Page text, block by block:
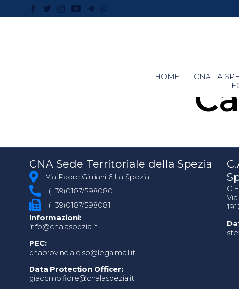
HOME CNA LA
CNA Sede Territoriale della Spezia
Via Padre Giuliani 6 La Spezia
(+39)0187/598080
(+39)0187/598081
Informazioni:
info@cnalaspezia.it
PEC:
cnaprovinciale.sp@legalmail.it
Data Protection Officer:
giacomo.fiore@cnalaspezia.it